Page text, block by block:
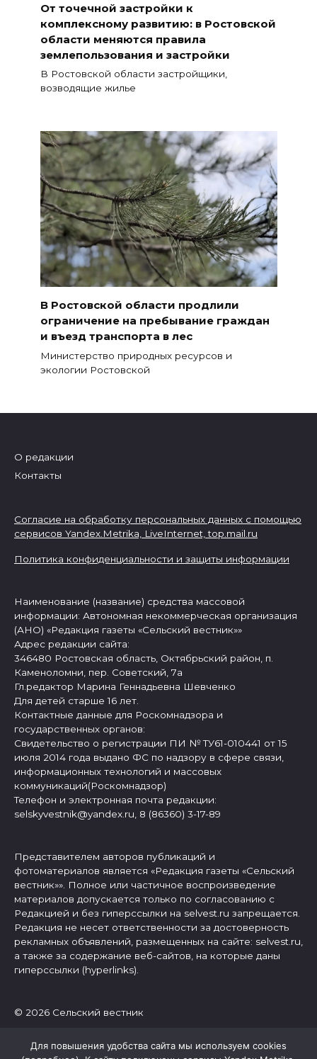
От точечной застройки к
комплексному развитию: в Ростовской
области меняются правила
землепользования и застройки
В Ростовской области застройщики,
возводящие жилье
В Ростовской области продлили
ограничение на пребывание граждан
и въезд транспорта в лес
Министерство природных ресурсов и
экологии Ростовской
О редакции
Контакты
Согласие на обработку персональных данных с помощью
сервисов Yandex.Metrika, LiveInternet,top.mail.ru
Политика конфиденциальности и защиты информации
Наименование (название) средства массовой
информации: Автономная некоммерческая организация
(АНО) «Редакция газеты «Сельский вестник»»
Адрес редакции сайта:
346480 Ростовская область, Октябрьский район, п.
Каменоломни, пер. Советский, 7а
Гл.редактор Марина Геннадьевна Шевченко
Для детей старше 16 лет.
Контактные данные для Роскомнадзора и
государственных органов:
Свидетельство о регистрации ПИ № ТУ61-010441 от 15
июля 2014 года выдано ФС по надзору в сфере связи,
информационных технологий и массовых
коммуникаций(Роскомнадзор)
Телефон и электронная почта редакции:
selskyvestnik@yandex.ru, 8 (86360) 3-17-89
Представителем авторов публикаций и
фотоматериалов является «Редакция газеты «Сельский
вестник»». Полное или частичное воспроизведение
материалов допускается только по согласованию с
Редакцией и без гиперссылки на selvest.ru запрещается.
Редакция не несет ответственности за достоверность
рекламных объявлений, размещенных на сайте: selvest.ru,
а также за содержание веб-сайтов, на которые даны
гиперссылки (hyperlinks).
© 2026 Сельский вестник
Для повышения удобства сайта мы используем cookies